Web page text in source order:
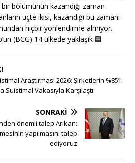
bölümünün kazandığı zaman
üçte ikisi, kazandığı bu zamanı
hiçbir yönlendirme almıyor.
(BCG) 14 ülkede yaklaşık 🟦
Araştırması 2026: Şirketlerin %85’i
Suistimal Vakasıyla Karşılaştı
SONRAKI
önemli talep Arıkan:
yapılmasını talep
ediyoruz